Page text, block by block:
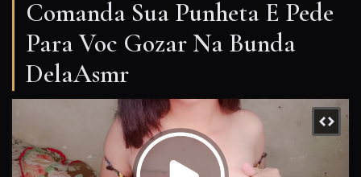
Comanda Sua Punheta E Pede
Para Voc Gozar Na Bunda
DelaAsmr